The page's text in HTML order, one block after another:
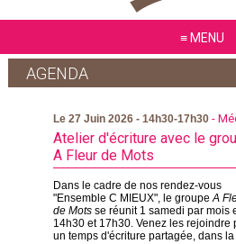
MENU
AGENDA
Le 27 Juin 2026 - 14h30-17h30-
Atelier d'écriture avec le
A Fleur de Mots
Dans le cadre de nos rendez-vous
"Ensemble C MIEUX", le groupeA
de Mots se réunit 1 samedi par mois
14h30 et 17h30. Venez les rejoindre
un temps d'écriture partagée, dans